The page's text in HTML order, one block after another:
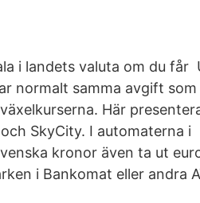
i landets valuta om du får
normalt samma avgift
Här
SkyCity. I automaterna i
kronor även ta ut
i Bankomat eller andra